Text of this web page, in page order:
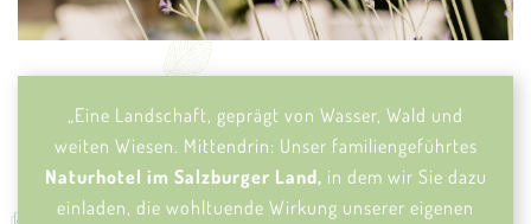
„ Eine Landschaft, geprägt von Wasser, Wald und
weiten Wiesen. Mittendrin: Unser familiengeführtes
Naturhotel im Salzburger Land, in dem wir Sie dazu
einladen, die wohltuende Wirkung unserer eigenen